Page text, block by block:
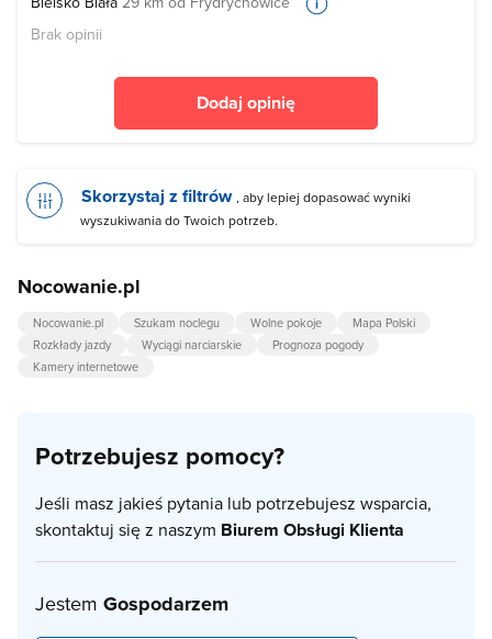
Brak opinii
Dodaj opinię
Skorzystaj z filtrów , aby lepiej dopasować wyniki
wyszukiwania do Twoich potrzeb.
Nocowanie.pl
Nocowanie.pl Szukam noclegu Wolne pokoje
Mapa Polski
Rozkłady jazdy
Wyciągi narciarskie
Prognoza pogody
Kamery internetowe
Potrzebujesz pomocy?
Jeśli masz jakieś pytania lub potrzebujesz wsparcia,
skontaktuj się z naszym Biurem Obsługi Klienta
Jestem Gospodarzem